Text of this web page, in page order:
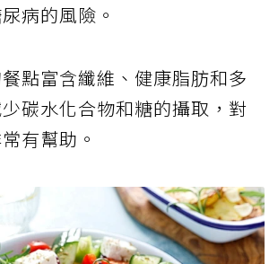
病的風險。
點富含纖維、健康脂肪和多
碳水化合物和糖的攝取，對
有幫助。